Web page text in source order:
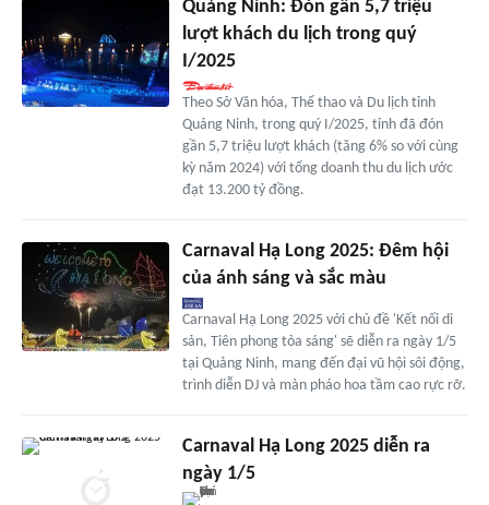
Quảng Ninh: Đón gần 5,7 triệu
lượt khách du lịch trong quý
I/2025
Theo Sở Văn hóa, Thể thao và Du lịch tỉnh
Quảng Ninh, trong quý I/2025, tỉnh đã đón
gần 5,7 triệu lượt khách (tăng 6% so với cùng
kỳ năm 2024) với tổng doanh thu du lịch ước
đạt 13.200 tỷ đồng.
Carnaval Hạ Long 2025: Đêm hội
của ánh sáng và sắc màu
Carnaval Hạ Long 2025 với chủ đề 'Kết nối di
sản, Tiên phong tỏa sáng' sẽ diễn ra ngày 1/5
tại Quảng Ninh, mang đến đại vũ hội sôi động,
trình diễn DJ và màn pháo hoa tầm cao rực rỡ.
Carnaval Hạ Long 2025 diễn ra
ngày 1/5